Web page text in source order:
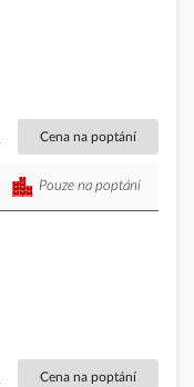
Cena na poptání
Pouze na poptání
Cena na poptání